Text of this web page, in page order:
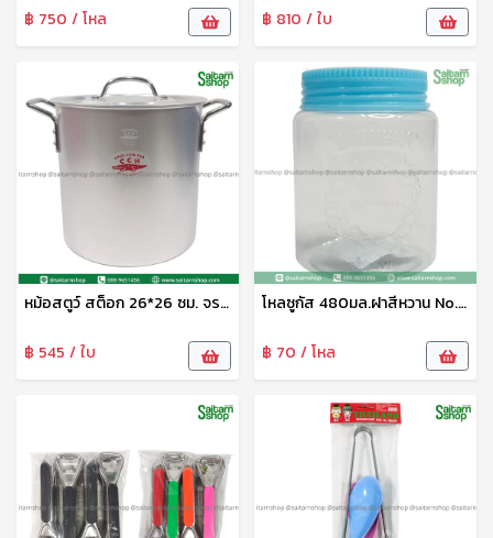
฿ 750 / โหล ฿ 810 / ใบ
หม้อสตูว์ สต็อก 26*26 ซม. จระเข้
฿ 545 / ใบ
โหลซูกัส 480มล.ฝาสีหวาน No.049-S เบสกลาส
฿ 70 / โหล